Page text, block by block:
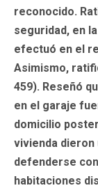
reconocido.
seguridad, en
efectuó en el
Asimismo,
459). Reseñó
en el garaje
domicilio
vivienda dieron
defenderse
habitaciones